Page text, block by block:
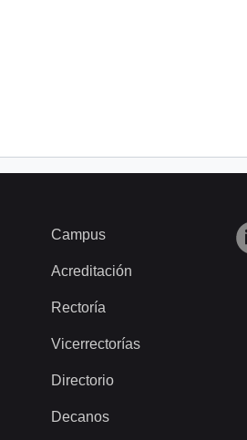
Campus
Acreditación
Rectoría
Vicerrectorías
Directorio
Decanos